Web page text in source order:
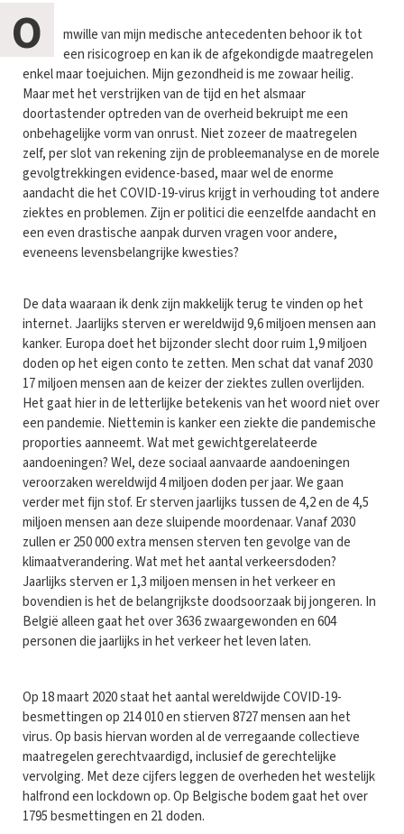
O
mwille van mijn medische antecedenten behoor ik tot
een risicogroep en kan ik de afgekondigde maatregelen
enkel maar toejuichen. Mijn gezondheid is me zowaar heilig.
Maar met het verstrijken van de tijd en het alsmaar
doortastender optreden van de overheid bekruipt me een
onbehagelijke vorm van onrust. Niet zozeer de maatregelen
zelf, per slot van rekening zijn de probleemanalyse en de morele
gevolgtrekkingen evidence-based, maar wel de enorme
aandacht die het COVID-19-virus krijgt in verhouding tot andere
ziektes en problemen. Zijn er politici die eenzelfde aandacht en
een even drastische aanpak durven vragen voor andere,
eveneens levensbelangrijke kwesties?
De data waaraan ik denk zijn makkelijk terug te vinden op het
internet. Jaarlijks sterven er wereldwijd 9,6 miljoen mensen aan
kanker. Europa doet het bijzonder slecht door ruim 1,9 miljoen
doden op het eigen conto te zetten. Men schat dat vanaf 2030
17 miljoen mensen aan de keizer der ziektes zullen overlijden.
Het gaat hier in de letterlijke betekenis van het woord niet over
een pandemie. Niettemin is kanker een ziekte die pandemische
proporties aanneemt. Wat met gewichtgerelateerde
aandoeningen? Wel, deze sociaal aanvaarde aandoeningen
veroorzaken wereldwijd 4 miljoen doden per jaar. We gaan
verder met fijn stof. Er sterven jaarlijks tussen de 4,2 en de 4,5
miljoen mensen aan deze sluipende moordenaar. Vanaf 2030
zullen er 250 000 extra mensen sterven ten gevolge van de
klimaatverandering. Wat met het aantal verkeersdoden?
Jaarlijks sterven er 1,3 miljoen mensen in het verkeer en
bovendien is het de belangrijkste doodsoorzaak bij jongeren. In
België alleen gaat het over 3636 zwaargewonden en 604
personen die jaarlijks in het verkeer het leven laten.
Op 18 maart 2020 staat het aantal wereldwijde COVID-19-
besmettingen op 214 010 en stierven 8727 mensen aan het
virus. Op basis hiervan worden al de verregaande collectieve
maatregelen gerechtvaardigd, inclusief de gerechtelijke
vervolging. Met deze cijfers leggen de overheden het westelijk
halfrond een lockdown op. Op Belgische bodem gaat het over
1795 besmettingen en 21 doden.